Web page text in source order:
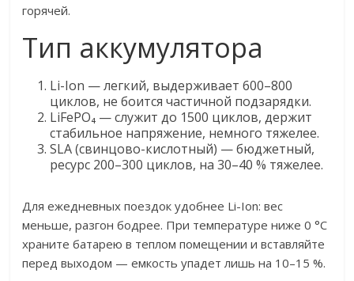
горячей.
Тип аккумулятора
Li-Ion — легкий, выдерживает 600–800
циклов, не боится частичной подзарядки.
LiFePO₄ — служит до 1500 циклов, держит
стабильное напряжение, немного тяжелее.
SLA (свинцово-кислотный) — бюджетный,
ресурс 200–300 циклов, на 30–40 % тяжелее.
Для ежедневных поездок удобнее Li-Ion: вес
меньше, разгон бодрее. При температуре ниже 0 °C
храните батарею в теплом помещении и вставляйте
перед выходом — емкость упадет лишь на 10–15 %.